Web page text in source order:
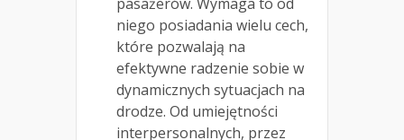
niego posiadania wielu cech,
które pozwalają na
efektywne radzenie sobie w
dynamicznych sytuacjach na
drodze. Od umiejętności
interpersonalnych, przez